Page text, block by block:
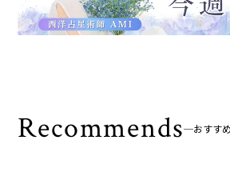
Recommends おすす